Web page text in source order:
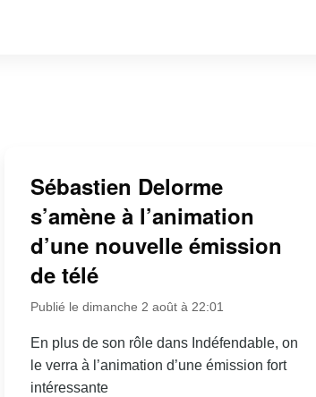
Sébastien Delorme
s’amène à l’animation
d’une nouvelle émission
de télé
Publié le dimanche 2 août à 22:01
En plus de son rôle dans Indéfendable, on
le verra à l’animation d’une émission fort
intéressante